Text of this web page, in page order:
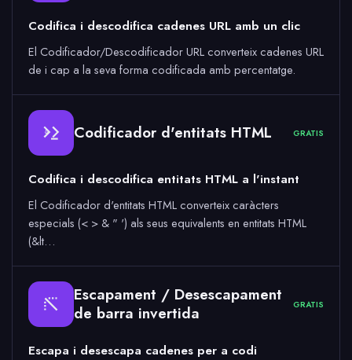
Codifica i descodifica cadenes URL amb un clic
El Codificador/Descodificador URL converteix cadenes URL
de i cap a la seva forma codificada amb percentatge.
& Codificador d'entitats HTML GRATIS
Codifica i descodifica entitats HTML a l'instant
El Codificador d'entitats HTML converteix caràcters
especials (< > & " ') als seus equivalents en entitats HTML
(&lt…
Escapament / Desescapament
de barra invertida
GRATIS
Escapa i desescapa cadenes per a codi